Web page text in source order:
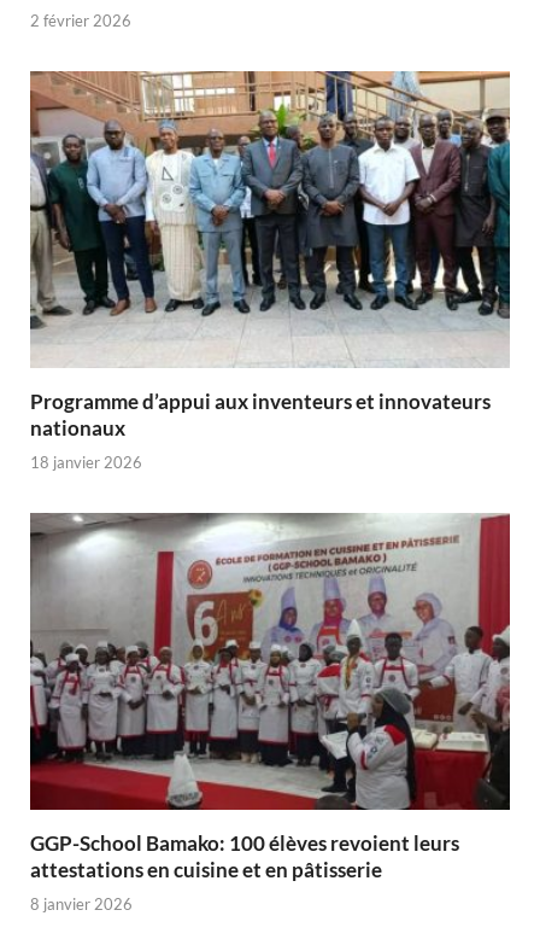
2 février 2026
Programme d’appui aux inventeurs et innovateurs
nationaux
18 janvier 2026
GGP-School Bamako: 100 élèves revoient leurs
attestations en cuisine et en pâtisserie
8 janvier 2026